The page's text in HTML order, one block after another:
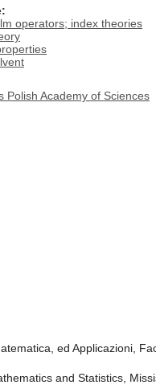
operators; index theories
Polish Academy of Sciences
ed Applicazioni,
and Statistics,